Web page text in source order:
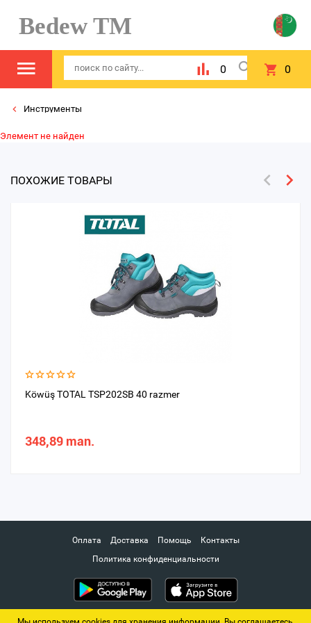
Bedew TM
0 0
Инструменты
Элемент не найден
ПОХОЖИЕ ТОВАРЫ
Köwüş TOTAL TSP202SB 40 razmer
348,89 man.
Оплата Доставка Помощь
Контакты
Политика конфиденциальности